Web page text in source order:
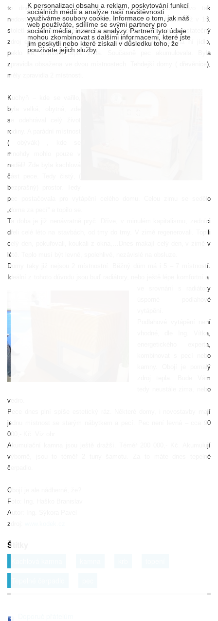
to dnešní dobu?) Za Marie Terezie bylo dokonce dřevo tak
nedostatkové, že byl zákaz pohřbívat v dřevěných truhlách. Již v 18.
století se prokázalo, že biomasa je pro chod společnosti nedostatečný
zdroj energie. Pec byla vysoce účinná. Připravovalo se na ní jídlo,
peklo se, ohřívala teplá voda. Současně pec akumulovala. Byla
zpravidla obsažena ve dvou místnostech. Tehdejší domy ( dřevěnice),
měly zpravidla 2 místnosti.
Kuchyň – kde se vařilo,
byla velká, obytná, zde
se odehrával celý život
rodiny. A parádní místnost
( obývák) , kde se
mnohdy mohlo pouze v
neděli! Zde byla kachlová
část pece. Tedy čistý, (
bezprašný) prostor. Tedy
pec postačovala pro vytápění celého domu. Celou zimu se sedělo
„doma za pecí“ a topilo se.
Ta doba je již nenávratně pryč. Dříve, v minulém kapitalismu, zedníci
dřeli celé léto na stavbách, od tmy do tmy. V zimě regenerovali. Topili
celý den, pokuřovali, koukali z okna,…Dnes makají celý den, v zimě v
létě. Teplo musí být levné, spolehlivé, nezávislé na obsluze.
Domy taky již nejsou 2 místnostní. Běžný dům má i 5 – 7 místností.
Ideální z tohoto důvodu jsou buď radiátory, nebo ještě lépe komfortní a
y
úsporné podlahové
Podlahové vytápění není
vhodné, dle Ing. Vítka,
energetického experta,
kombinovat s pecí nebo
kamny. Obojí je pomalý
zdroj tepla. Bude Vám
tedy neustále zima, nebo
vedro.
Pece dnes plní spíše estetický ráz. Některé domy, i novostavby mají
jednu místnost se starým nábytkem a pecí. Pec není levná – cca 90
000,- Kč. Viz obr.
Akumulační kamna jsou ještě dražší. Téměř 200 000,- Kč. Akumulují
výborně, jsou to téměř 2 tuny šamotu. Za to máte dnes tepelné
čerpadlo.
Obojí je ale nádherné, že?
Foto: Ing. Haško Branislav
Autor: Ing. Sýkora Pavel
zdroj:
Štítky
K personalizaci obsahu a reklam, poskytování funkcí
sociálních médií a analýze naší návštěvnosti
využíváme soubory cookie. Informace o tom, jak náš
web používáte, sdílíme se svými partnery pro
sociální média, inzerci a analýzy. Partneři tyto údaje
mohou zkombinovat s dalšími informacemi, které jste
jim poskytli nebo které získali v důsledku toho, že
používáte jejich služby.